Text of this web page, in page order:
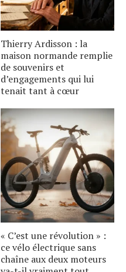
Thierry Ardisson : la
maison normande remplie
de souvenirs et
d’engagements qui lui
tenait tant à cœur
« C’est une révolution » :
ce vélo électrique sans
chaîne aux deux moteurs